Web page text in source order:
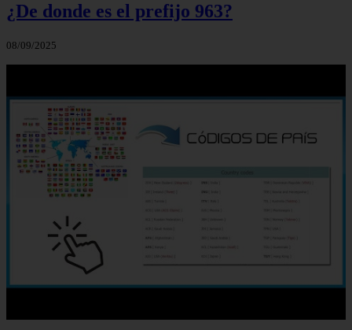
¿De donde es el prefijo 963?
08/09/2025